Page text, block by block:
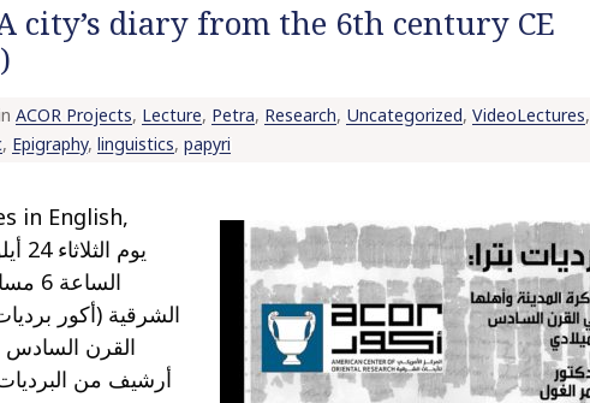
city’s diary from the 6th century CE
ACOR Projects, Lecture, Petra, Research, Uncategorized, VideoLectures,
, Epigraphy,linguistics,papyri
in English,
الشرقية (أكور
أرشيف من البرديات